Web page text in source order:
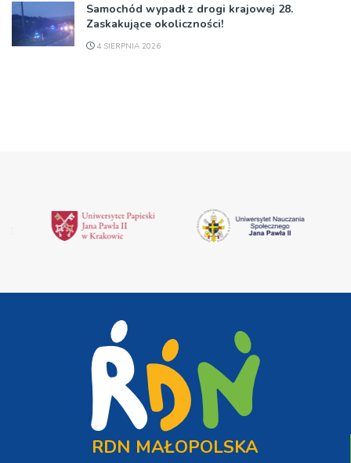
Samochód wypadł z drogi krajowej 28.
Zaskakujące okoliczności!
4 SIERPNIA 2026
RDN MAŁOPOLSKA